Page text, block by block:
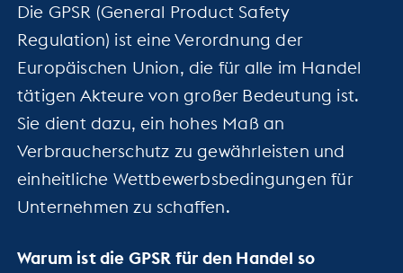
Die GPSR (General Product Safety
Regulation) ist eine Verordnung der
Europäischen Union, die für alle im Handel
tätigen Akteure von großer Bedeutung ist.
Sie dient dazu, ein hohes Maß an
Verbraucherschutz zu gewährleisten und
einheitliche Wettbewerbsbedingungen für
Unternehmen zu schaffen.
Warum ist die GPSR für den Handel so